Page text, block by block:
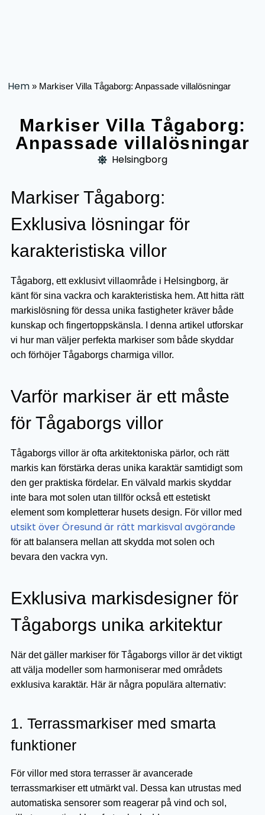
Hem » Markiser Villa Tågaborg: Anpassade villalösningar
Markiser Villa Tågaborg:
Anpassade villalösningar
Helsingborg
Markiser Tågaborg:
Exklusiva lösningar för
karakteristiska villor
Tågaborg, ett exklusivt villaområde i Helsingborg, är
känt för sina vackra och karakteristiska hem. Att hitta rätt
markislösning för dessa unika fastigheter kräver både
kunskap och fingertoppskänsla. I denna artikel utforskar
vi hur man väljer perfekta markiser som både skyddar
och förhöjer Tågaborgs charmiga villor.
Varför markiser är ett måste
för Tågaborgs villor
Tågaborgs villor är ofta arkitektoniska pärlor, och rätt
markis kan förstärka deras unika karaktär samtidigt som
den ger praktiska fördelar. En välvald markis skyddar
inte bara mot solen utan tillför också ett estetiskt
element som kompletterar husets design. För villor med
utsikt över Öresund är rätt markisval avgörande
för att balansera mellan att skydda mot solen och
bevara den vackra vyn.
Exklusiva markisdesigner för
Tågaborgs unika arkitektur
När det gäller markiser för Tågaborgs villor är det viktigt
att välja modeller som harmoniserar med områdets
exklusiva karaktär. Här är några populära alternativ:
1. Terrassmarkiser med smarta
funktioner
För villor med stora terrasser är avancerade
terrassmarkiser ett utmärkt val. Dessa kan utrustas med
automatiska sensorer som reagerar på vind och sol,